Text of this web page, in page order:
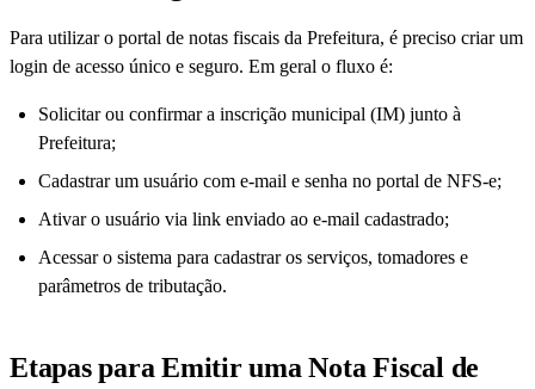
Para utilizar o portal de notas fiscais da Prefeitura, é preciso criar um
login de acesso único e seguro. Em geral o fluxo é:
Solicitar ou confirmar a inscrição municipal (IM) junto à
Prefeitura;
Cadastrar um usuário com e-mail e senha no portal de NFS-e;
Ativar o usuário via link enviado ao e-mail cadastrado;
Acessar o sistema para cadastrar os serviços, tomadores e
parâmetros de tributação.
Etapas para Emitir uma Nota Fiscal de